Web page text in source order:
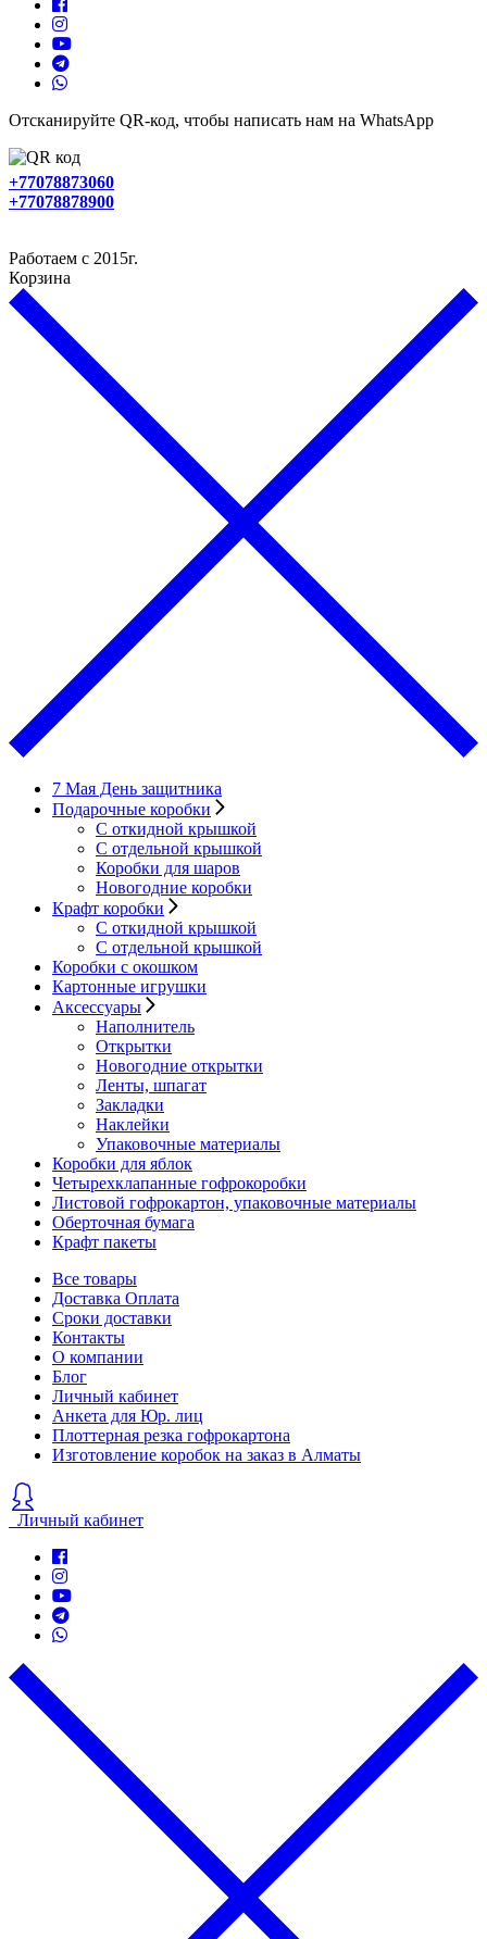
Отсканируйте QR-код, чтобы написать нам на WhatsApp
+77078873060
+77078878900
Работаем с 2015г.
Корзина
7 Мая День защитника
Подарочные коробки
С откидной крышкой
С отдельной крышкой
Коробки для шаров
Новогодние коробки
Крафт коробки
С откидной крышкой
С отдельной крышкой
Коробки с окошком
Картонные игрушки
Аксессуары
Наполнитель
Открытки
Новогодние открытки
Ленты, шпагат
Закладки
Наклейки
Упаковочные материалы
Коробки для яблок
Четырехклапанные гофрокоробки
Листовой гофрокартон, упаковочные материалы
Оберточная бумага
Крафт пакеты
Все товары
Доставка Оплата
Сроки доставки
Контакты
О компании
Блог
Личный кабинет
Анкета для Юр. лиц
Плоттерная резка гофрокартона
Изготовление коробок на заказ в Алматы
Личный кабинет